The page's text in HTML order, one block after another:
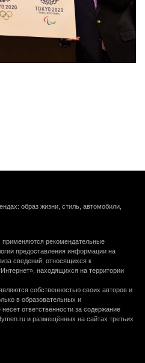
образ жизни, стиль, автомобили,
рекомендательные
предоставления информации на
сведений, относящихся к
находящихся на территории
собственностью своих авторов и
в образовательных и
ответственности за содержание
и размещённых на сайтах третьих